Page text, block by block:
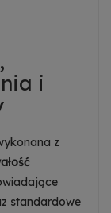
i
z
standardowe